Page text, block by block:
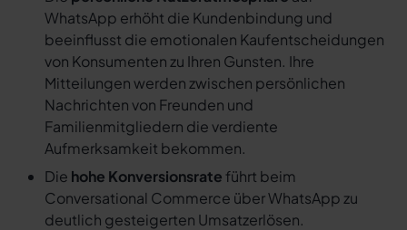
WhatsApp erhöht die Kundenbindung und
beeinflusst die emotionalen Kaufentscheidungen
von Konsumenten zu Ihren Gunsten. Ihre
Mitteilungen werden zwischen persönlichen
Nachrichten von Freunden und
Familienmitgliedern die verdiente
Aufmerksamkeit bekommen.
Die hohe Konversionsrate führt beim
Conversational Commerce über WhatsApp zu
deutlich gesteigerten Umsatzerlösen.